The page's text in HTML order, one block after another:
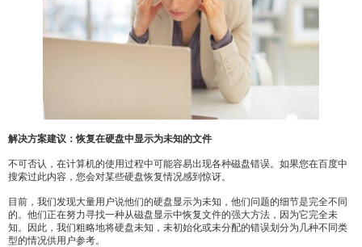
解决方案建议：恢复在硬盘中显示为未知的文件
不可否认，在计算机的使用过程中可能容易出现各种磁盘错误。如果您在百度中
搜索过此内容，您会对某些硬盘恢复情况感到惊讶。
目前，我们发现大量用户说他们的硬盘显示为未知，他们问题的细节是完全不同
的。他们正在努力寻找一种从磁盘显示中恢复文件的强大方法，因为它完全未
知。因此，我们粗略地将硬盘未知，未初始化或未分配的错误划分为几种不同类
型的情况供用户参考。